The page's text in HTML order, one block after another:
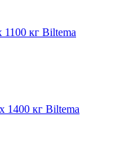
кг Biltema
1400 кг Biltema